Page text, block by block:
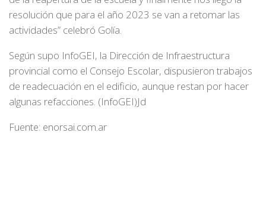
resolución que para el año 2023 se van a retomar las
actividades” celebró Golía.
Según supo InfoGEI, la Dirección de Infraestructura
provincial como el Consejo Escolar, dispusieron trabajos
de readecuación en el edificio, aunque restan por hacer
algunas refacciones. (InfoGEI)Jd
Fuente: enorsai.com.ar